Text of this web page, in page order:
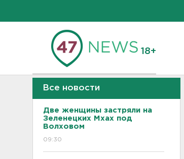
18+
Все новости
Две женщины застряли на
Зеленецких Мхах под
Волховом
09:30